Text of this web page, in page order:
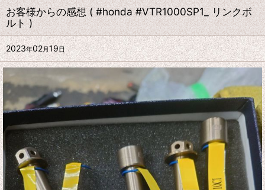
お客様からの感想 ( #honda #VTR1000SP1_ リンクボ
ルト )
2023年02月19日